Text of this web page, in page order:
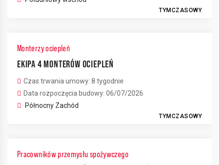
TYMCZASOWY
Monterzy ociepleń
EKIPA 4 MONTERÓW OCIEPLEŃ
Czas trwania umowy: 8 tygodnie
Data rozpoczęcia budowy: 06/07/2026
Północny Zachód
TYMCZASOWY
Pracowników przemysłu spożywczego